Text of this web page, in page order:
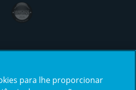
award4
certification3
para lhe proporcionar